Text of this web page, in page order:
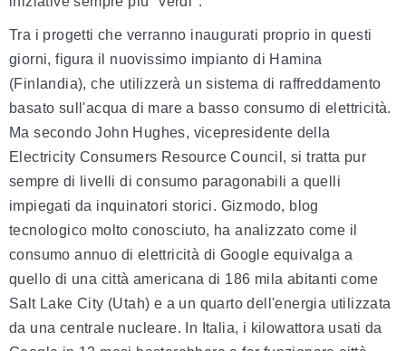
Tra i progetti che verranno inaugurati proprio in questi
giorni, figura il nuovissimo impianto di Hamina
(Finlandia), che utilizzerà un sistema di raffreddamento
basato sull'acqua di mare a basso consumo di elettricità.
Ma secondo John Hughes, vicepresidente della
Electricity Consumers Resource Council, si tratta pur
sempre di livelli di consumo paragonabili a quelli
impiegati da inquinatori storici. Gizmodo, blog
tecnologico molto conosciuto, ha analizzato come il
consumo annuo di elettricità di Google equivalga a
quello di una città americana di 186 mila abitanti come
Salt Lake City (Utah) e a un quarto dell'energia utilizzata
da una centrale nucleare. In Italia, i kilowattora usati da